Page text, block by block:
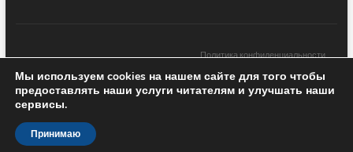
Политика конфиденциальности
Новости Грузии| Black Sea Press LTD © 2020 All Rights Reserved /
Design & development —
Мы используем cookies на нашем сайте для того чтобы
предоставлять наши услуги читателям и улучшать наши
сервисы.
Принимаю